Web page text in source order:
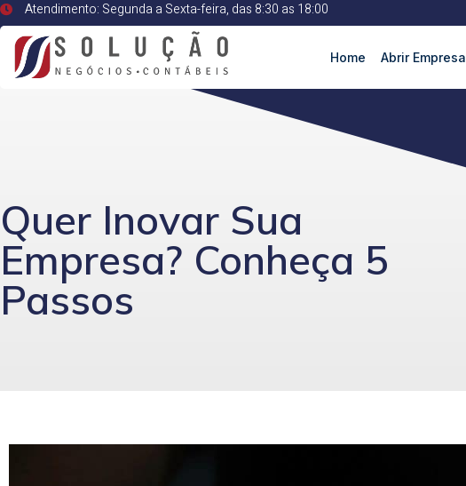
Atendimento: Segunda a Sexta-feira, das 8:30 as 18:00
Home Abrir Empresa
Quer Inovar Sua
Empresa? Conheça 5
Passos